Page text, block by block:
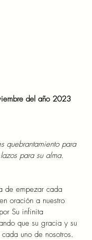
del año 2023
quebrantamiento para
para su alma.
de empezar cada
oración a nuestro
Su infinita
que su gracia y su
uno de nosotros.